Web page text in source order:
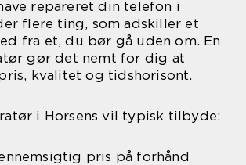
repareret din telefon i
flere ting, som adskiller et
fra et, du bør gå uden om. En
gør det nemt for dig at
kvalitet og tidshorisont.
i Horsens vil typisk tilbyde:
pris på forhånd